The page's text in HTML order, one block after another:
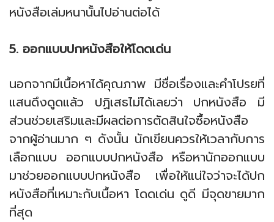
หนังสือเล่มหนานั้นไปอ่านต่อได้
5. ออกแบบปกหนังสือให้โดดเด่น
นอกจากมีเนื้อหาได้คุณภาพ มีชื่อเรื่องและคำโปรยที่
แสนดึงดูดแล้ว ปฏิเสธไม่ได้เลยว่า ปกหนังสือ มี
ส่วนช่วยเสริมและมีผลต่อการตัดสินใจซื้อหนังสือ
จากผู้อ่านมาก ๆ ดังนั้น นักเขียนควรให้เวลากับการ
เลือกแบบ ออกแบบปกหนังสือ หรือหานักออกแบบ
มาช่วยออกแบบปกหนังสือ เพื่อให้แน่ใจว่าจะได้ปก
หนังสือที่เหมาะกับเนื้อหา โดดเด่น ดูดี มีจุดขายมาก
ที่สุด